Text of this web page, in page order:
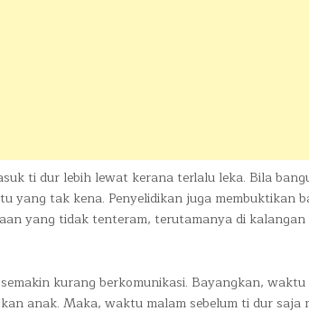
ti dur lebih lewat kerana terlalu leka. Bila
yang tak kena. Penyelidikan juga membuktikan
yang tidak tenteram, terutamanya di
kurang berkomunikasi. Bayangkan, waktu
anak. Maka, waktu malam sebelum ti dur saja